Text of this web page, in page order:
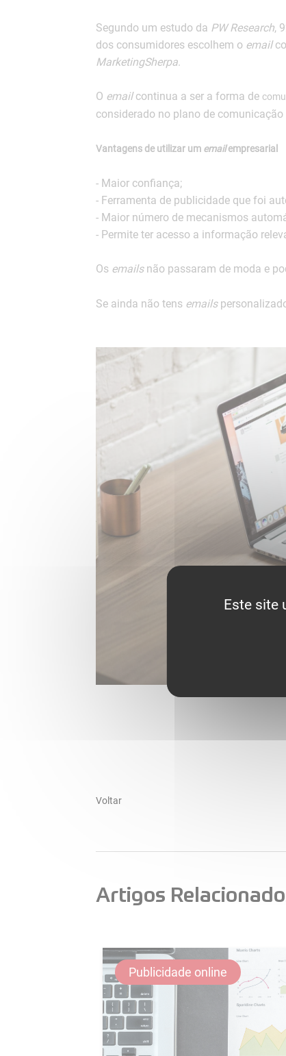
Segundo um estudo da PW Research,
dos consumidores escolhem o email
MarketingSherpa.
O emailcontinua a ser a forma de
considerado no plano de comunicação
Vantagens de utilizar um emailempresarial
- Maior confiança;
- Ferramenta de publicidade que foi
- Maior número de mecanismos
- Permite ter acesso a informação
Os emailsnão passaram de moda e
Se ainda não tens emails
Voltar
Artigos
Publicidade online
Este site